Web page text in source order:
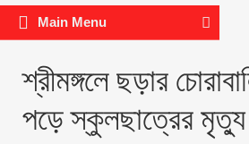
Main Menu
শ্রীমঙ্গলে ছড়ার
পড়ে স্কুলছাত্রের মৃত্যু